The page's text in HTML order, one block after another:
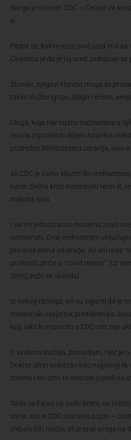
tko ga je stvorio! CDC – Centar za
a.
Pitate se, kakve veze ovaj ured ima
Činjenica je da je taj ured, pokazuje
Štoviše, njegovi klonovi mogu se
takve službe igraju ,blago rečeno,
Uloga, koja nije nužno naznačena u
tisuća zaposlenih diljem Amerike i
podređen Ministarstvu zdravlja, iako
Ali CDC je samo ključni dio
način života kroz medicinski teror ili,
milijuna ljudi.
I svi mi jednostavno moramo znati
nametnuti. Ovaj mehanizam uključuje
privatne jedna od druge. Ali oni rade
prošlosti, priče o “covid resetu”. Uz
Smrt),veže se skandal.
Iz nekog razloga, svi su sigurni da je
medicinski savjetnik predsjednika
koji, iako komunicira s CDC-om, nije
U svakom slučaju, ponavljam, riječ je
Doktor Smrt pokazao kao najjavniji lik
znamo i svi smo te metode osjetili na
Sada se Fauci na sudu brani, na
tome, što je CDC sastavio popis —
trebalo biti nigdje, ali je prije svega na